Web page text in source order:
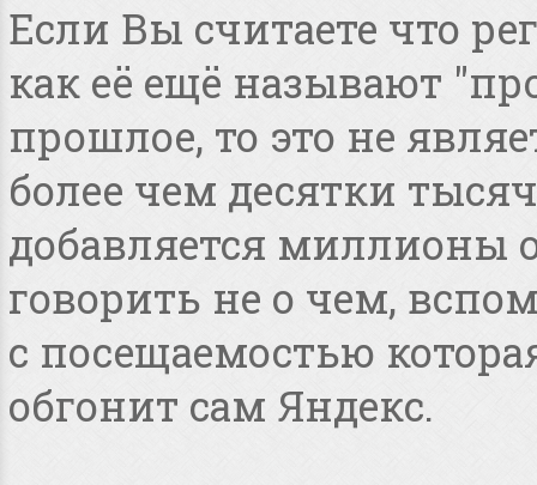
Если Вы считаете что
как её ещё называют
прошлое, то это не
более чем десятки
добавляется миллионы
говорить не о чем,
с посещаемостью
обгонит сам Яндекс.